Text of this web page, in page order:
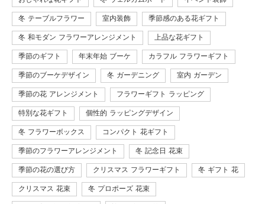
冬 テーブルフラワー 室内装飾 季節感のある花ギフト
冬 和モダン フラワーアレンジメント 上品な花ギフト
季節のギフト 年末年始 ブーケ カラフル フラワーギフト
季節のブーケデザイン 冬 ガーデニング 室内 ガーデン
季節の花 アレンジメント フラワーギフト ラッピング
特別な花ギフト 個性的 ラッピングデザイン
冬 フラワーボックス コンパクト 花ギフト
季節のフラワーアレンジメント 冬 記念日 花束
季節の花の選び方 クリスマス フラワーギフト 冬 ギフト 花
クリスマス 花束 冬 プロポーズ 花束